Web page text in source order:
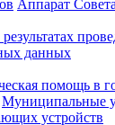
Аппарат
данных
помощь в
Муниципальные
устройств